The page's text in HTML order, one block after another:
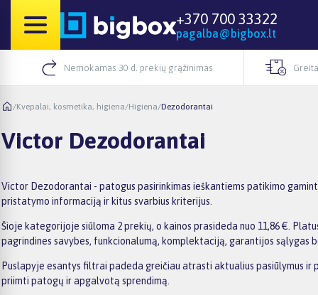
+370 700 33322
pagalba@bigbox.lt
Nemokamas 30 d. prekių grąžinimas
/Kvepalai, kosmetika, higiena/Higiena/Dezodorantai
Victor Dezodorantai
Victor Dezodorantai - patogus pasirinkimas ieškantiems patikimo
pristatymo informaciją ir kitus svarbius kriterijus.
Šioje kategorijoje siūloma 2 prekių, o kainos prasideda nuo 11,86 €.
pagrindines savybes, funkcionalumą, komplektaciją, garantijos sąlygas
Puslapyje esantys filtrai padeda greičiau atrasti aktualius pasiūlymus
priimti patogų ir apgalvotą sprendimą.